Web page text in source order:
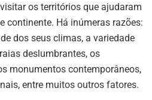
os territórios que ajudaram
continente. Há inúmeras razões:
dos seus climas, a variedade
deslumbrantes, os
monumentos contemporâneos,
entre muitos outros fatores.